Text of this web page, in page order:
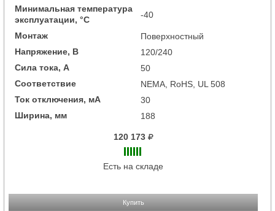
Минимальная температура
эксплуатации, °C
-40
Монтаж
Поверхностный
Напряжение, В
120/240
Сила тока, А
50
Соответствие
NEMA, RoHS, UL 508
Ток отключения, мА
30
Ширина, мм
188
120 173
Есть на складе
Купить